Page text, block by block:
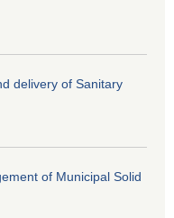
delivery of Sanitary
of Municipal Solid